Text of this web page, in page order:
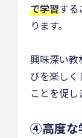
で学習する
ります。
興味深い教
びを楽し
ことを促し
④高度な